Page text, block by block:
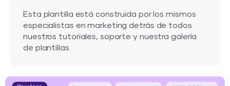
Esta plantilla está construida por los mismos
especialistas en marketing detrás de todos
nuestros tutoriales, soporte y nuestra galería
de plantillas.